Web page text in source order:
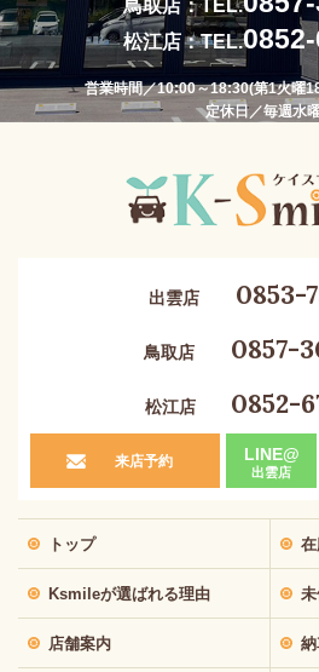
鳥取店：TEL.
松江店：TEL.
営業時間／10:00～18:30(第1火曜
定休日／毎週水
出雲店 0853-
鳥取店 0857-
松江店 0852-
来店予約 LINE@
出雲店
トップ
Ksmileが選ばれる理由
店舗案内